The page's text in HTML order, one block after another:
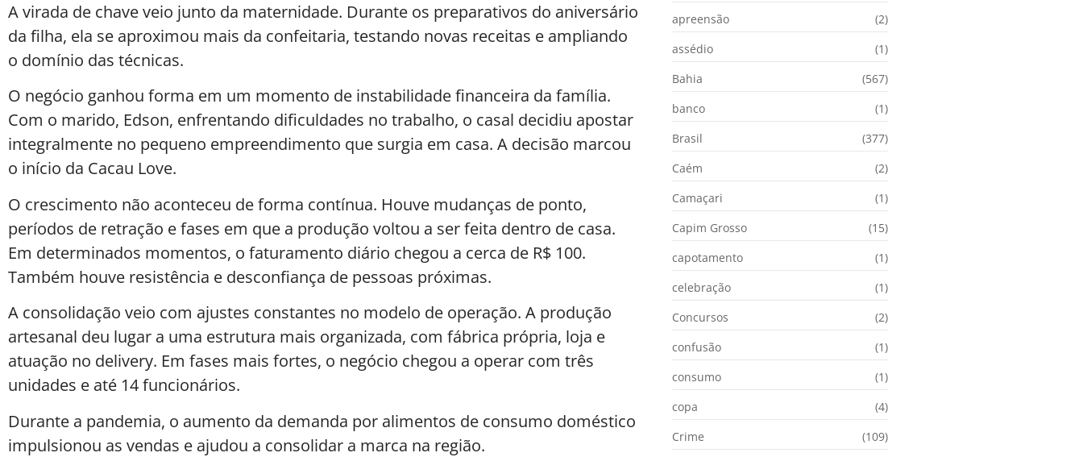
A virada de chave veio junto da maternidade. Durante os preparativos do aniversário
da filha, ela se aproximou mais da confeitaria, testando novas receitas e ampliando
o domínio das técnicas.
O negócio ganhou forma em um momento de instabilidade financeira da família.
Com o marido, Edson, enfrentando dificuldades no trabalho, o casal decidiu apostar
integralmente no pequeno empreendimento que surgia em casa. A decisão marcou
o início da Cacau Love.
O crescimento não aconteceu de forma contínua. Houve mudanças de ponto,
períodos de retração e fases em que a produção voltou a ser feita dentro de casa.
Em determinados momentos, o faturamento diário chegou a cerca de R$ 100.
Também houve resistência e desconfiança de pessoas próximas.
A consolidação veio com ajustes constantes no modelo de operação. A produção
artesanal deu lugar a uma estrutura mais organizada, com fábrica própria, loja e
atuação no delivery. Em fases mais fortes, o negócio chegou a operar com três
unidades e até 14 funcionários.
Durante a pandemia, o aumento da demanda por alimentos de consumo doméstico
impulsionou as vendas e ajudou a consolidar a marca na região.
apreensão
(2)
assédio
(1)
Bahia
(567)
banco
(1)
Brasil
(377)
Caém
(2)
Camaçari
(1)
Capim Grosso
(15)
capotamento
(1)
celebração
(1)
Concursos
(2)
confusão
(1)
consumo
(1)
copa
(4)
Crime
(109)